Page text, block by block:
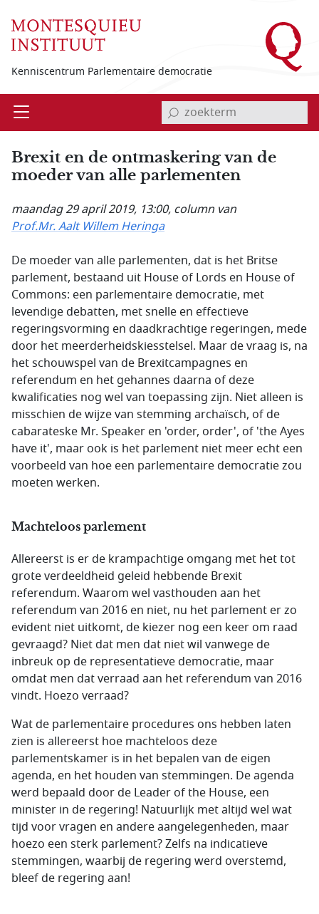
Kenniscentrum Parlementaire democratie
Open invoerveld zoekterm
Brexit en de ontmaskering van de
moeder van alle parlementen
maandag 29 april 2019, 13:00, column van
Prof.Mr. Aalt Willem Heringa
De moeder van alle parlementen, dat is het Britse
parlement, bestaand uit House of Lords en House of
Commons: een parlementaire democratie, met
levendige debatten, met snelle en effectieve
regeringsvorming en daadkrachtige regeringen, mede
door het meerderheidskiesstelsel. Maar de vraag is, na
het schouwspel van de Brexitcampagnes en
referendum en het gehannes daarna of deze
kwalificaties nog wel van toepassing zijn. Niet alleen is
misschien de wijze van stemming archaïsch, of de
cabarateske Mr. Speaker en 'order, order', of 'the Ayes
have it', maar ook is het parlement niet meer echt een
voorbeeld van hoe een parlementaire democratie zou
moeten werken.
Machteloos parlement
Allereerst is er de krampachtige omgang met het tot
grote verdeeldheid geleid hebbende Brexit
referendum. Waarom wel vasthouden aan het
referendum van 2016 en niet, nu het parlement er zo
evident niet uitkomt, de kiezer nog een keer om raad
gevraagd? Niet dat men dat niet wil vanwege de
inbreuk op de representatieve democratie, maar
omdat men dat verraad aan het referendum van 2016
vindt. Hoezo verraad?
Wat de parlementaire procedures ons hebben laten
zien is allereerst hoe machteloos deze
parlementskamer is in het bepalen van de eigen
agenda, en het houden van stemmingen. De agenda
werd bepaald door de Leader of the House, een
minister in de regering! Natuurlijk met altijd wel wat
tijd voor vragen en andere aangelegenheden, maar
hoezo een sterk parlement? Zelfs na indicatieve
stemmingen, waarbij de regering werd overstemd,
bleef de regering aan!